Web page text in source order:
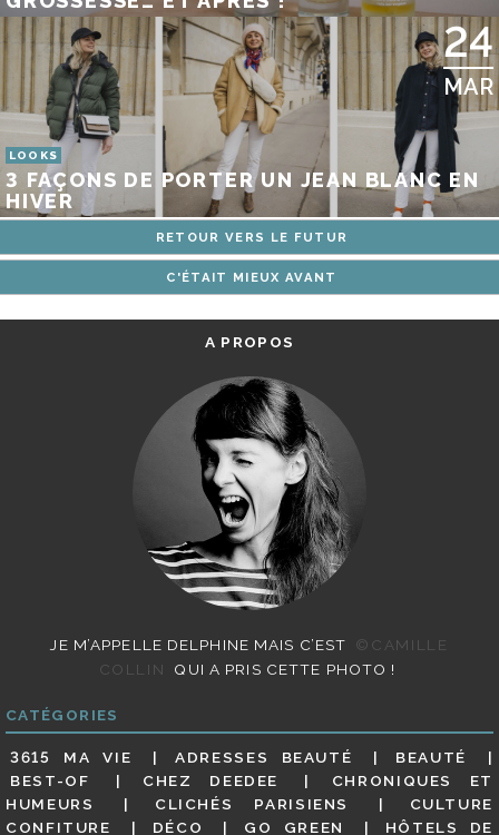
24
MAR
LOOKS
3 FAÇONS DE PORTER UN JEAN BLANC EN
HIVER
RETOUR VERS LE FUTUR
C'ÉTAIT MIEUX AVANT
A PROPOS
JE M’APPELLE DELPHINE MAIS C’EST
©CAMILLE
COLLIN
QUI A PRIS CETTE PHOTO !
CATÉGORIES
3615 MA VIE ADRESSES BEAUTÉ
BEAUTÉ
BEST-OF
CHEZ DEEDEE
CHRONIQUES ET
HUMEURS
CLICHÉS PARISIENS
CULTURE
CONFITURE
DÉCO GO GREEN HÔTELS DE